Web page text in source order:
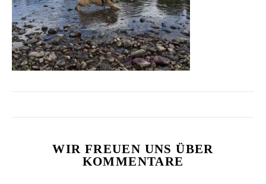
WIR FREUEN UNS ÜBER
KOMMENTARE